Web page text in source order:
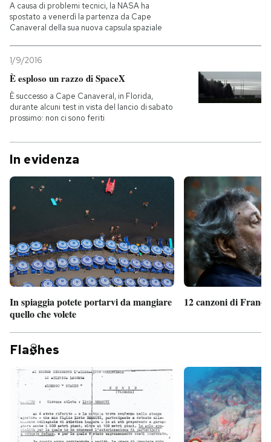
A causa di problemi tecnici, la NASA ha
spostato a venerdì la partenza da Cape
Canaveral della sua nuova capsula spaziale
1/9/2016
È esploso un razzo di SpaceX
È successo a Cape Canaveral, in Florida,
durante alcuni test in vista del lancio di sabato
prossimo: non ci sono feriti
In evidenza
In spiaggia potete portarvi da mangiare
quello che volete
12 canzoni di
Fla hes